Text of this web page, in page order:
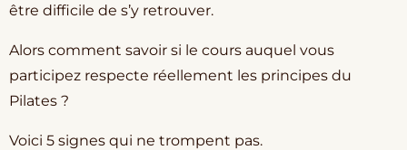
être difficile de s’y retrouver.
Alors comment savoir si le cours auquel vous
participez respecte réellement les principes du
Pilates ?
Voici 5 signes qui ne trompent pas.